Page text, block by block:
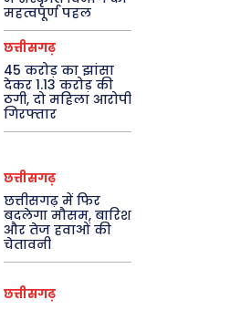
महत्वपूर्ण पहल
छत्तीसगढ़
45 करोड़ का झांसा
देकर 1.13 करोड़ की
ठगी, दो महिला आरोपी
गिरफ्तार
छत्तीसगढ़
छत्तीसगढ़ में फिर
बदलेगा मौसम, बारिश
और तेज हवाओं की
चेतावनी
छत्तीसगढ़